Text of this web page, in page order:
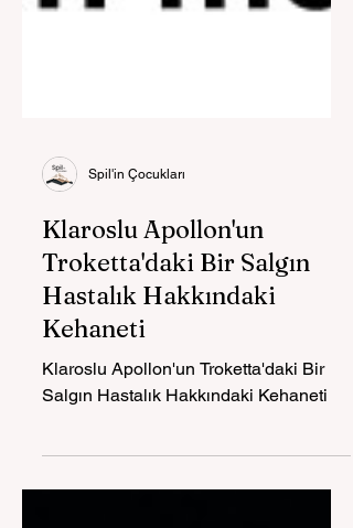
Spil'in Çocukları
Klaroslu Apollon'un
Troketta'daki Bir Salgın
Hastalık Hakkındaki
Kehaneti